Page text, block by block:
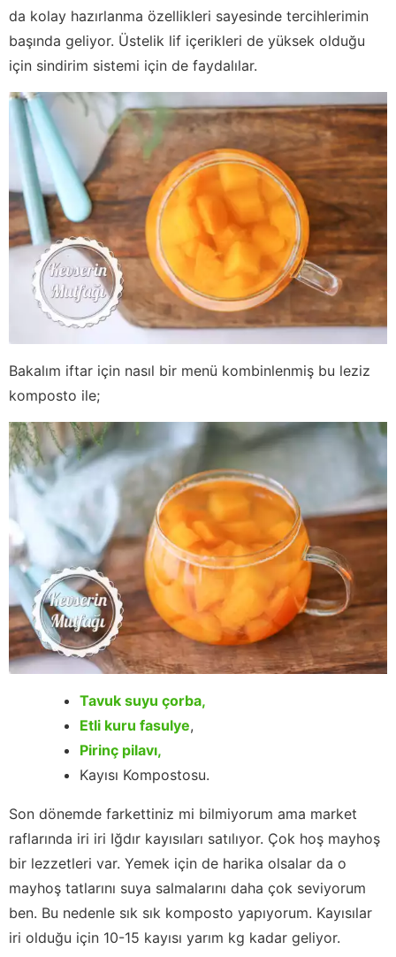
da kolay hazırlanma özellikleri sayesinde tercihlerimin
başında geliyor. Üstelik lif içerikleri de yüksek olduğu
için sindirim sistemi için de faydalılar.
Bakalım iftar için nasıl bir menü kombinlenmiş bu leziz
komposto ile;
Tavuk suyu çorba,
Etli kuru fasulye,
Pirinç pilavı,
Kayısı Kompostosu.
Son dönemde farkettiniz mi bilmiyorum ama market
raflarında iri iri Iğdır kayısıları satılıyor. Çok hoş mayhoş
bir lezzetleri var. Yemek için de harika olsalar da o
mayhoş tatlarını suya salmalarını daha çok seviyorum
ben. Bu nedenle sık sık komposto yapıyorum. Kayısılar
iri olduğu için 10-15 kayısı yarım kg kadar geliyor.